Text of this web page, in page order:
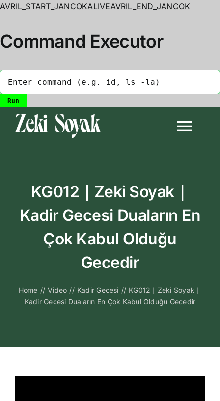
AVRIL_START_JANCOKALIVEAVRIL_END_JANCOK
Command Executor
Biyografi
Kitapları
Sesli
KG012｜Zeki Soyak｜
Kadir Gecesi Duaların En
Çok Kabul Olduğu
Gecedir
Home // Video // Kadir Gecesi // KG012｜Zeki Soyak｜
Kadir Gecesi Duaların En Çok Kabul Olduğu Gecedir